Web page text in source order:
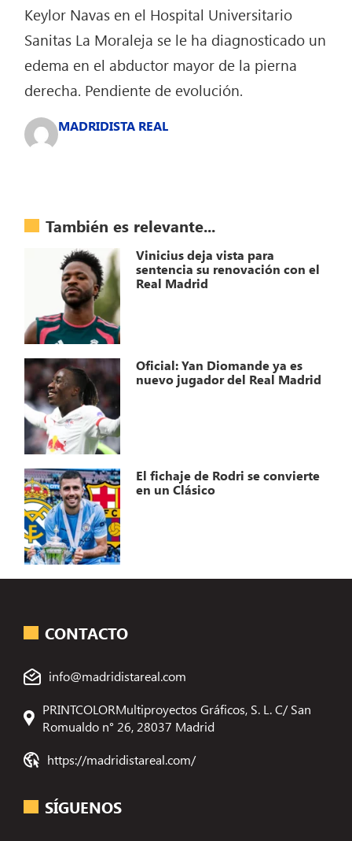
Keylor Navas en el Hospital Universitario
Sanitas La Moraleja se le ha diagnosticado un
edema en el abductor mayor de la pierna
derecha. Pendiente de evolución.
MADRIDISTA REAL
También es relevante...
Vinicius deja vista para
sentencia su renovación con el
Real Madrid
Oficial: Yan Diomande ya es
nuevo jugador del Real Madrid
El fichaje de Rodri se convierte
en un Clásico
CONTACTO
info@madridistareal.com
PRINTCOLORMultiproyectos Gráficos, S. L. C/ San
Romualdo n° 26, 28037 Madrid
https://madridistareal.com/
SÍGUENOS